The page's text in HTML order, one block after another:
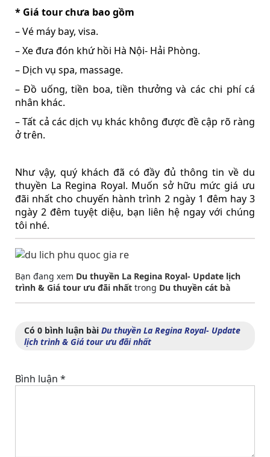
* Giá tour chưa bao gồm
– Vé máy bay, visa.
– Xe đưa đón khứ hồi Hà Nội- Hải Phòng.
– Dịch vụ spa, massage.
– Đồ uống, tiền boa, tiền thưởng và các chi phí cá
nhân khác.
– Tất cả các dịch vụ khác không được đề cập rõ ràng
ở trên.
Như vậy, quý khách đã có đầy đủ thông tin về du
thuyền La Regina Royal. Muốn sở hữu mức giá ưu
đãi nhất cho chuyến hành trình 2 ngày 1 đêm hay 3
ngày 2 đêm tuyệt diệu, bạn liên hệ ngay với chúng
tôi nhé.
Bạn đang xem Du thuyền La Regina Royal- Update lịch
trình & Giá tour ưu đãi nhất trong Du thuyền cát bà
Có 0 bình luận bài Du thuyền La Regina Royal- Update
lịch trình & Giá tour ưu đãi nhất
Bình luận *